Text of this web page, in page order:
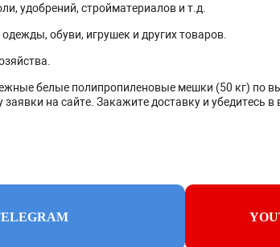
удобрений, стройматериалов и т.д.
обуви, игрушек и других товаров.
белые полипропиленовые мешки (50 кг) по
заявки на сайте. Закажите доставку и убедитесь